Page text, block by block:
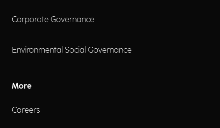
Corporate Governance
Environmental Social Governance
More
Careers